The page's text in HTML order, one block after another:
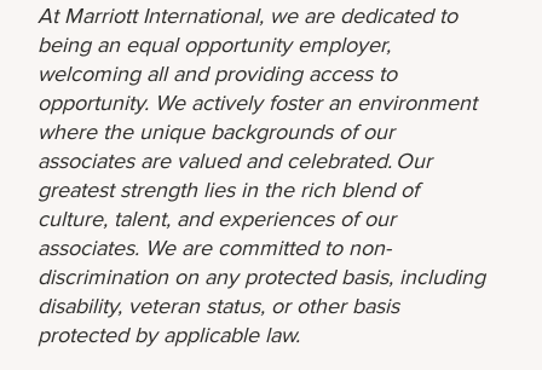
At Marriott International, we are dedicated to
being an equal opportunity employer,
welcoming all and providing access to
opportunity. We actively foster an environment
where the unique backgrounds of our
associates are valued and celebrated. Our
greatest strength lies in the rich blend of
culture, talent, and experiences of our
associates. We are committed to non-
discrimination on any protected basis, including
disability, veteran status, or other basis
protected by applicable law.